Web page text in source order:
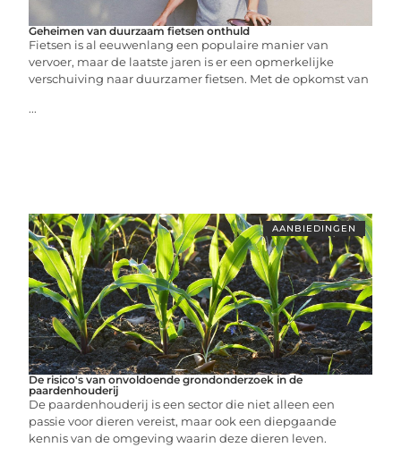
Geheimen van duurzaam fietsen onthuld
Fietsen is al eeuwenlang een populaire manier van
vervoer, maar de laatste jaren is er een opmerkelijke
verschuiving naar duurzamer fietsen. Met de opkomst van
...
AANBIEDINGEN
De risico's van onvoldoende grondonderzoek in de
paardenhouderij
De paardenhouderij is een sector die niet alleen een
passie voor dieren vereist, maar ook een diepgaande
kennis van de omgeving waarin deze dieren leven.